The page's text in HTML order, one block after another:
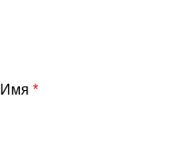
Имя *